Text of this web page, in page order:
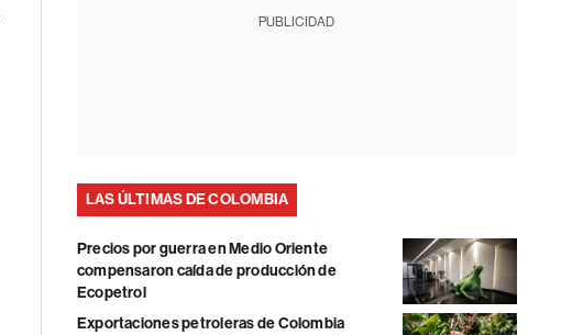
PUBLICIDAD
LAS ÚLTIMAS DE COLOMBIA
Precios por guerra en Medio Oriente
compensaron caída de producción de
Ecopetrol
Exportaciones petroleras de Colombia